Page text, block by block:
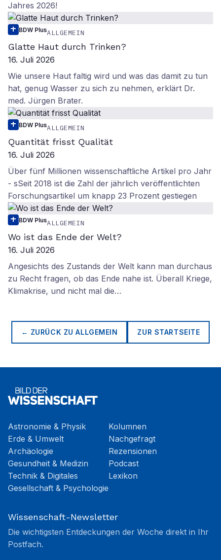
Jahres 2026!
BDW PlusALLGEMEIN
Glatte Haut durch Trinken?
16. Juli 2026
Wie unsere Haut faltig wird und was das damit zu tun
hat, genug Wasser zu sich zu nehmen, erklärt Dr.
med. Jürgen Brater.
BDW PlusALLGEMEIN
Quantität frisst Qualität
16. Juli 2026
Über fünf Millionen wissenschaftliche Artikel pro Jahr
- sSeit 2018 ist die Zahl der jährlich veröffentlichten
Forschungsartikel um knapp 23 Prozent gestiegen
BDW PlusALLGEMEIN
Wo ist das Ende der Welt?
16. Juli 2026
Angesichts des Zustands der Welt kann man durchaus
zu Recht fragen, ob das Ende nahe ist. Überall Kriege,
Klimakrise, und nicht mal die…
← ZURÜCK ZUALLGEMEIN ZUR STARTSEITE
Astronomie & Physik
Erde & Umwelt
Archäologie
Gesundheit & Medizin
Technik & Digitales
Gesellschaft & Psychologie
Kolumnen
Nachgefragt
Rezensionen
Podcast
Lexikon
Wissenschaft-Newsletter
Die wichtigsten Entdeckungen der Woche direkt in Ihr
Postfach.